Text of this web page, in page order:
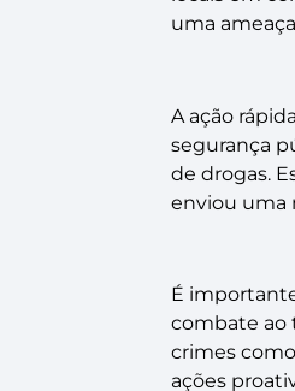
uma
A ação
segurança
de drogas.
enviou uma
É
combate ao
crimes
ações